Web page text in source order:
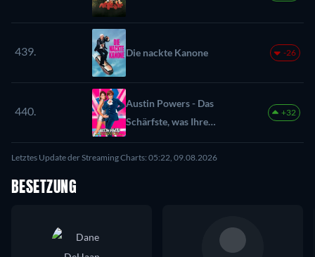
439. Die nackte Kanone -26
440.
Austin Powers - Das
Schärfste, was Ihre
Majestät zu bieten hat
+32
Letztes Update der Streaming Charts: 05:22, 09.08.2026
BESETZUNG